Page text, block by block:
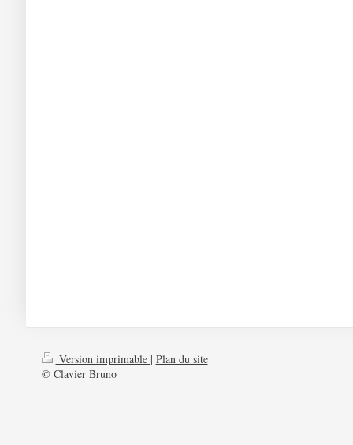
Version imprimable | Plan du site
© Clavier Bruno